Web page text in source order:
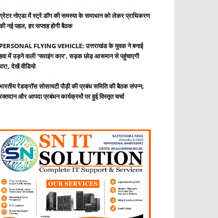
नोएडा में स्ट्रे डॉग की समस्या के समाधान को लेकर प्राधिकरण
नई पहल, हर सप्ताह होगी बैठक
FLYING VEHICLE: उत्तराखंड के युवक ने बनाई
में उड़ने वाली ‘फ्लाइंग कार’, सड़क छोड़ आसमान से पहुंचाएगी
देखें वीडियो
रेडक्रॉस सोसायटी पौड़ी की प्रबंध समिति की बैठक संपन्न,
और आपदा प्रबंधन कार्यक्रमों पर हुई विस्तृत चर्चा